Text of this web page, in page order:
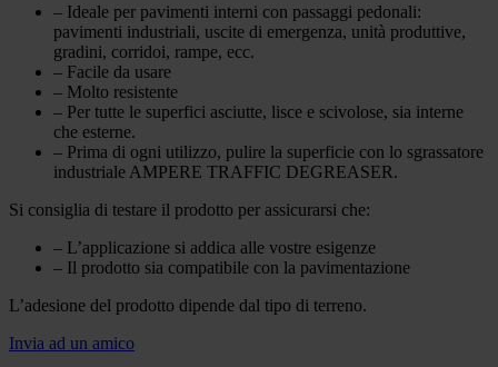
– Ideale per pavimenti interni con passaggi pedonali:
pavimenti industriali, uscite di emergenza, unità produttive,
gradini, corridoi, rampe, ecc.
– Facile da usare
– Molto resistente
– Per tutte le superfici asciutte, lisce e scivolose, sia interne
che esterne.
– Prima di ogni utilizzo, pulire la superficie con lo sgrassatore
industriale AMPERE TRAFFIC DEGREASER.
Si consiglia di testare il prodotto per assicurarsi che:
– L’applicazione si addica alle vostre esigenze
– Il prodotto sia compatibile con la pavimentazione
L’adesione del prodotto dipende dal tipo di terreno.
Invia ad un amico